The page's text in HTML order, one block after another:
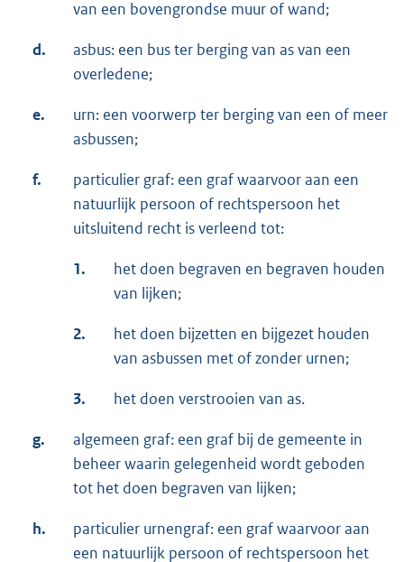
van een bovengrondse muur of wand;
d.
asbus: een bus ter berging van as van een
overledene;
e.
urn: een voorwerp ter berging van een of meer
asbussen;
f.
particulier graf: een graf waarvoor aan een
natuurlijk persoon of rechtspersoon het
uitsluitend recht is verleend tot:
1.
het doen begraven en begraven houden
van lijken;
2.
het doen bijzetten en bijgezet houden
van asbussen met of zonder urnen;
3. het doen verstrooien van as.
g.
algemeen graf: een graf bij de gemeente in
beheer waarin gelegenheid wordt geboden
tot het doen begraven van lijken;
h.
particulier urnengraf: een graf waarvoor aan
een natuurlijk persoon of rechtspersoon het